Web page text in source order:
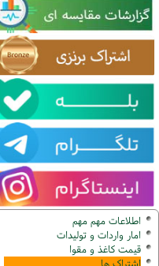
اطلاعات مهم مهم
امار واردات و تولیدات
قیمت کاغذ و مقوا